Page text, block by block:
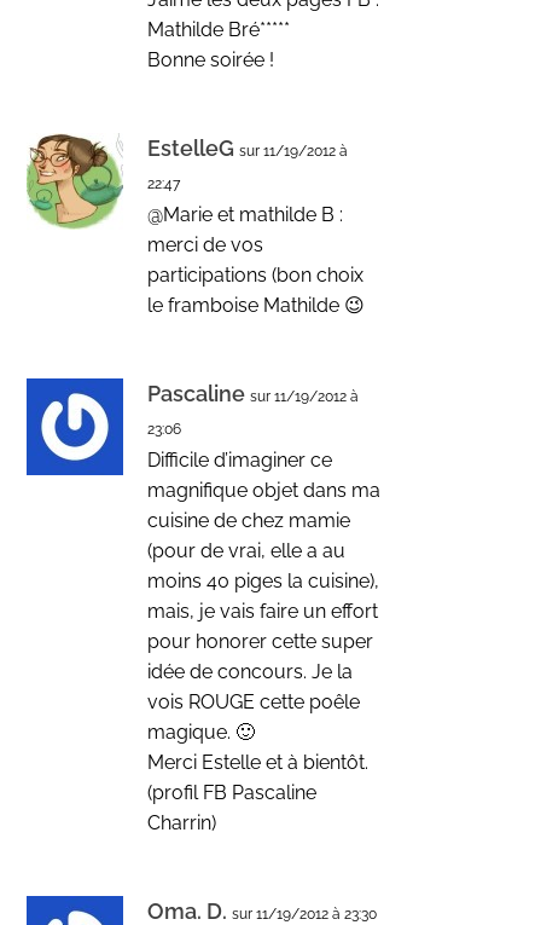
Mathilde Bré*****
Bonne soirée !
EstelleG sur 11/19/2012 à
22:47
@Marie et mathilde B :
merci de vos
participations (bon choix
le framboise Mathilde 😉
Pascaline sur 11/19/2012 à
23:06
Difficile d’imaginer ce
magnifique objet dans ma
cuisine de chez mamie
(pour de vrai, elle a au
moins 40 piges la cuisine),
mais, je vais faire un effort
pour honorer cette super
idée de concours. Je la
vois ROUGE cette poêle
magique. 🙂
Merci Estelle et à bientôt.
(profil FB Pascaline
Charrin)
Oma. D. sur 11/19/2012 à 23:30